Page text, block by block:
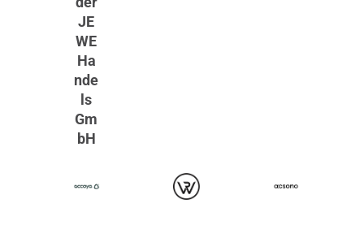
JE
WE
Ha
nde
ls
Gm
bH